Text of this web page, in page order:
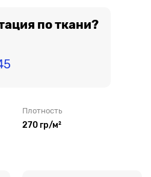
по ткани?
Плотность
270 гр/м²